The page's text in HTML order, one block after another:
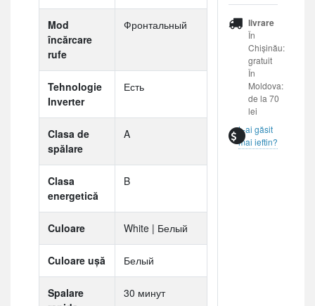
Mod
încărcare
rufe
Фронтальный
Tehnologie
Inverter
Есть
Clasa de
spălare
A
Clasa
energetică
B
Culoare White | Белый
Culoare ușă Белый
Spalare
30 минут
livrare
În
Chișinău:
gratuit
În
Moldova:
de la 70
lei
L-ai găsit
mai ieftin?